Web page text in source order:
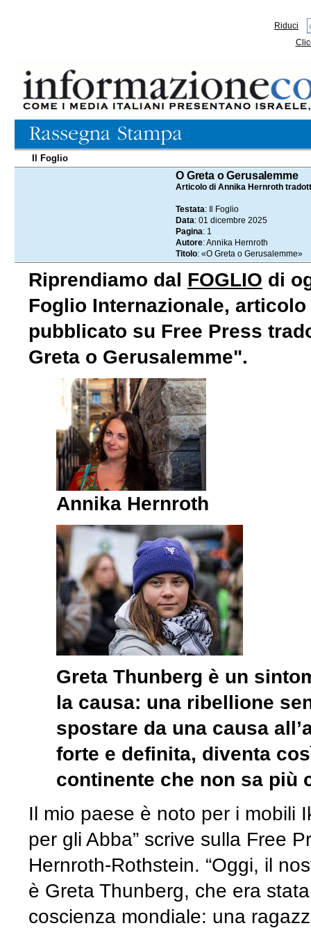
Riduci
Il Foglio
O Greta o Gerusalemme
Articolo di Annika Hernroth
Testata: Il Foglio
Data: 01 dicembre 2025
Pagina: 1
Autore: Annika Hernroth
Titolo: «O Greta o Gerusalemme»
Riprendiamo dal FOGLIO di
Foglio Internazionale,
pubblicato su Free Press
Greta o Gerusalemme".
Annika Hernroth
Greta Thunberg è un
la causa: una ribellione
spostare da una causa
forte e definita, diventa
continente che non sa più
Il mio paese è noto per i mobili
per gli Abba” scrive sulla Free
Hernroth-Rothstein. “Oggi, il
è Greta Thunberg, che era
coscienza mondiale: una